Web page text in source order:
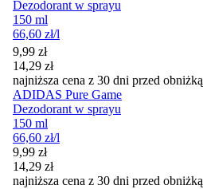
Dezodorant w sprayu
150 ml
66,60 zł/l
Cena promocyjna
9,99 zł
14,29 zł
najniższa cena z 30 dni przed obniżką
ADIDAS Pure Game
Dezodorant w sprayu
150 ml
66,60 zł/l
Cena promocyjna
9,99 zł
14,29 zł
najniższa cena z 30 dni przed obniżką